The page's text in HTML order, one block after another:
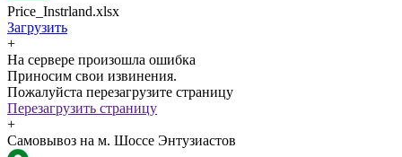
Price_Instrland.xlsx
Загрузить
+
На сервере произошла ошибка
Приносим свои извинения.
Пожалуйста перезагрузите страницу
Перезагрузить страницу
+
Самовывоз на м. Шоссе Энтузиастов